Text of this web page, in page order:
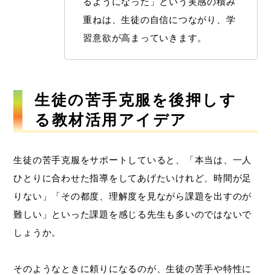
重ねは、生徒の自信につながり、学
習意欲が高まっていきます。
生徒の苦手克服を後押しす
る教材活用アイデア
生徒の苦手克服をサポートしていると、「本当は、一人
ひとりに合わせた指導をしてあげたいけれど、時間が足
りない」「その都度、理解度を見ながら課題を出すのが
難しい」といった課題を感じる先生も多いのではないで
しょうか。
そのようなときに頼りになるのが、生徒の苦手や特性に